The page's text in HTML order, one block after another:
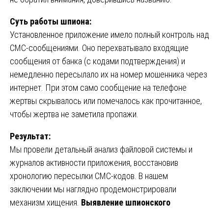
Суть работы шпиона:
Установленное приложение имело полный контроль над
СМС-сообщениями. Оно перехватывало входящие
сообщения от банка (с кодами подтверждения) и
немедленно пересылало их на номер мошенника через
интернет. При этом само сообщение на телефоне
жертвы скрывалось или помечалось как прочитанное,
чтобы жертва не заметила пропажи.
Результат:
Мы провели детальный анализ файловой системы и
журналов активности приложения, восстановив
хронологию пересылки СМС-кодов. В нашем
заключении мы наглядно продемонстрировали
механизм хищения. Выявление шпионского